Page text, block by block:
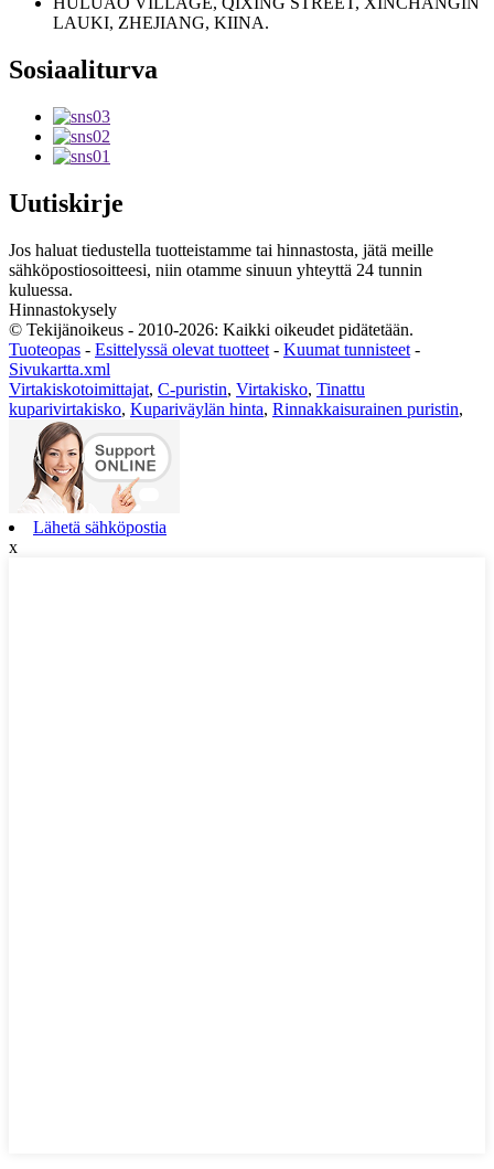
LAUKI, ZHEJIANG, KIINA.
Sosiaaliturva
Uutiskirje
Jos haluat tiedustella tuotteistamme tai hinnastosta, jätä meille
sähköpostiosoitteesi, niin otamme sinuun yhteyttä 24 tunnin
kuluessa.
Hinnastokysely
© Tekijänoikeus - 2010-2026: Kaikki oikeudet pidätetään.
Tuoteopas - Esittelyssä olevat tuotteet - Kuumat tunnisteet -
Sivukartta.xml
Virtakiskotoimittajat, C-puristin, Virtakisko, Tinattu
kuparivirtakisko, Kupariväylän hinta, Rinnakkaisurainen puristin,
Lähetä sähköpostia
x